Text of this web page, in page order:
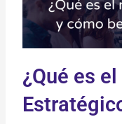
¿Qué es